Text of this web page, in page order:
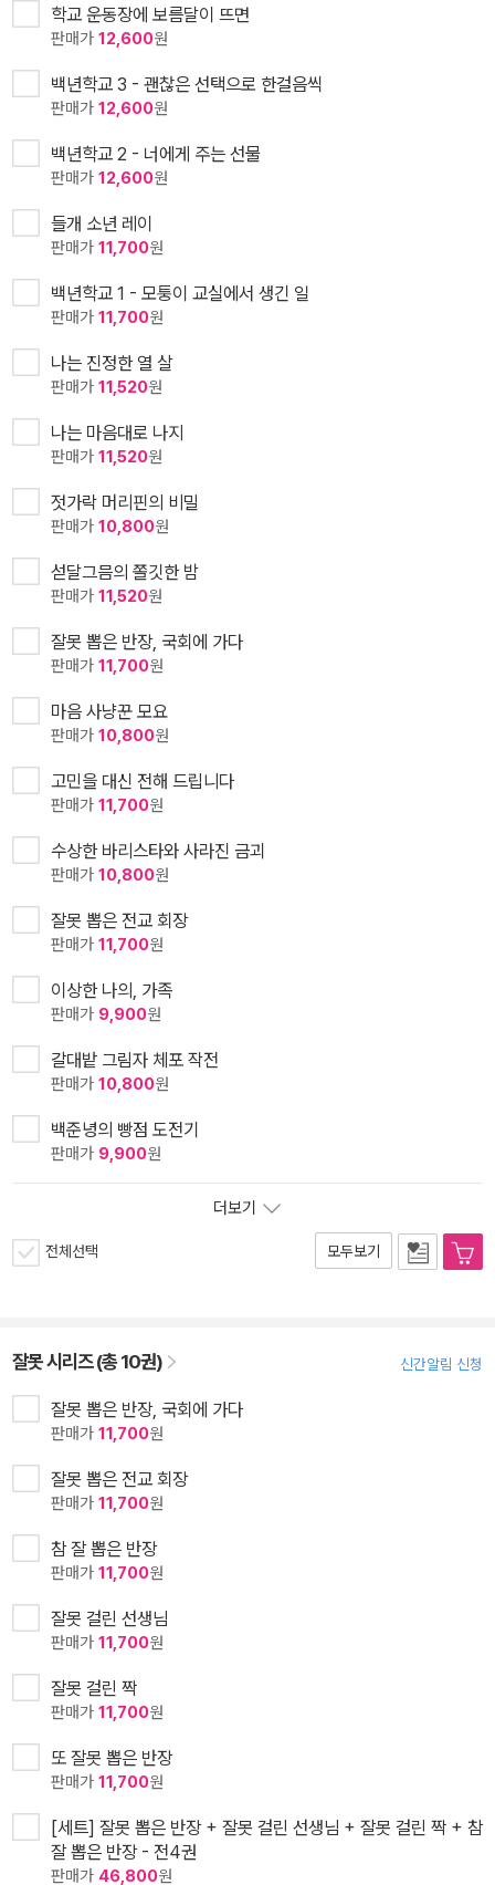
학교 운동장에 보름달이 뜨면
판매가 12,600원
백년학교 3 - 괜찮은 선택으로 한걸음씩
판매가 12,600원
백년학교 2 - 너에게 주는 선물
판매가 12,600원
들개 소년 레이
판매가 11,700원
백년학교 1 - 모퉁이 교실에서 생긴 일
판매가 11,700원
나는 진정한 열 살
판매가 11,520원
나는 마음대로 나지
판매가 11,520원
젓가락 머리핀의 비밀
판매가 10,800원
섣달그믐의 쫄깃한 밤
판매가 11,520원
잘못 뽑은 반장, 국회에 가다
판매가 11,700원
마음 사냥꾼 모요
판매가 10,800원
고민을 대신 전해 드립니다
판매가 11,700원
수상한 바리스타와 사라진 금괴
판매가 10,800원
잘못 뽑은 전교 회장
판매가 11,700원
이상한 나의, 가족
판매가 9,900원
갈대밭 그림자 체포 작전
판매가 10,800원
백준녕의 빵점 도전기
판매가 9,900원
더보기
전체선택 모두보기
잘못 시리즈 (총 10권) 신간알림 신청
잘못 뽑은 반장, 국회에 가다
판매가 11,700원
잘못 뽑은 전교 회장
판매가 11,700원
참 잘 뽑은 반장
판매가 11,700원
잘못 걸린 선생님
판매가 11,700원
잘못 걸린 짝
판매가 11,700원
또 잘못 뽑은 반장
판매가 11,700원
[세트] 잘못 뽑은 반장 + 잘못 걸린 선생님 + 잘못 걸린 짝 + 참
잘 뽑은 반장 - 전4권
판매가 46,800원